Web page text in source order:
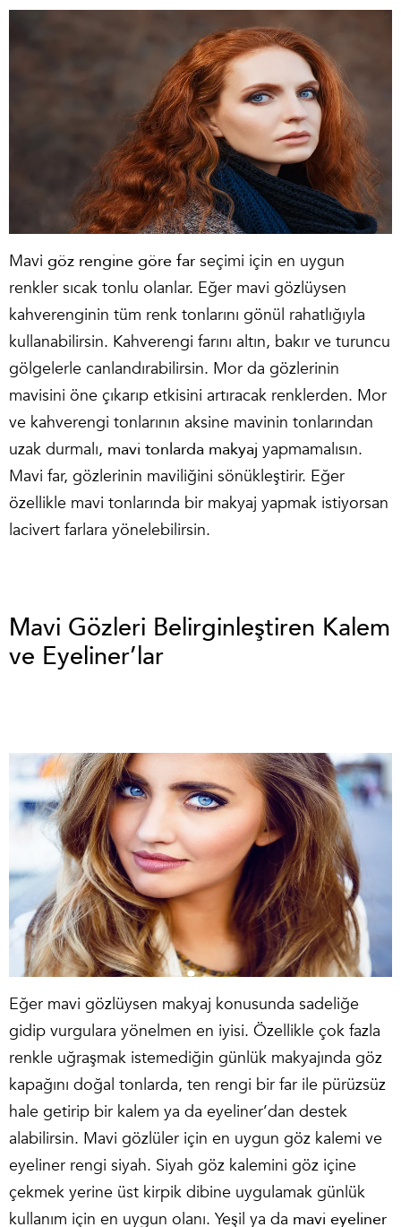
Mavi göz rengine göre far seçimi için en uygun
renkler sıcak tonlu olanlar. Eğer mavi gözlüysen
kahverenginin tüm renk tonlarını gönül rahatlığıyla
kullanabilirsin. Kahverengi farını altın, bakır ve turuncu
gölgelerle canlandırabilirsin. Mor da gözlerinin
mavisini öne çıkarıp etkisini artıracak renklerden. Mor
ve kahverengi tonlarının aksine mavinin tonlarından
uzak durmalı, mavi tonlarda makyaj yapmamalısın.
Mavi far, gözlerinin maviliğini sönükleştirir. Eğer
özellikle mavi tonlarında bir makyaj yapmak istiyorsan
lacivert farlara yönelebilirsin.
Mavi Gözleri Belirginleştiren Kalem
ve Eyeliner’lar
Eğer mavi gözlüysen makyaj konusunda sadeliğe
gidip vurgulara yönelmen en iyisi. Özellikle çok fazla
renkle uğraşmak istemediğin günlük makyajında göz
kapağını doğal tonlarda, ten rengi bir far ile pürüzsüz
hale getirip bir kalem ya da eyeliner’dan destek
alabilirsin. Mavi gözlüler için en uygun göz kalemi ve
eyeliner rengi siyah. Siyah göz kalemini göz içine
çekmek yerine üst kirpik dibine uygulamak günlük
kullanım için en uygun olanı. Yeşil ya da mavi eyeliner